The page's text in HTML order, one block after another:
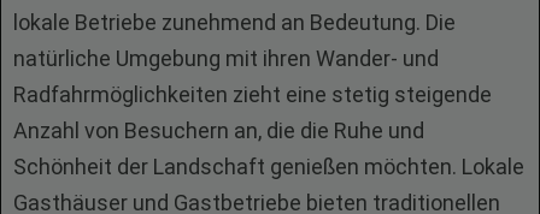
lokale Betriebe zunehmend an Bedeutung. Die
natürliche Umgebung mit ihren Wander- und
Radfahrmöglichkeiten zieht eine stetig steigende
Anzahl von Besuchern an, die die Ruhe und
Schönheit der Landschaft genießen möchten. Lokale
Gasthäuser und Gastbetriebe bieten traditionellen